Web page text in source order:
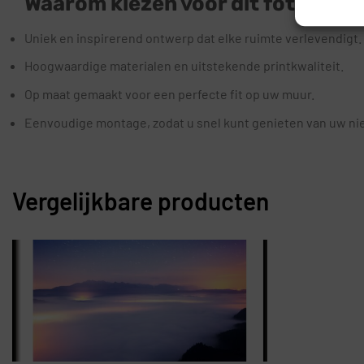
Uniek en inspirerend ontwerp dat elke ruimte verlevendigt.
Hoogwaardige materialen en uitstekende printkwaliteit.
Op maat gemaakt voor een perfecte fit op uw muur.
Eenvoudige montage, zodat u snel kunt genieten van uw
Vergelijkbare producten